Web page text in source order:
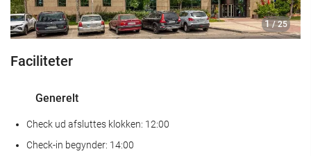
1 / 25
Faciliteter
Generelt
Check ud afsluttes klokken: 12:00
Check-in begynder: 14:00